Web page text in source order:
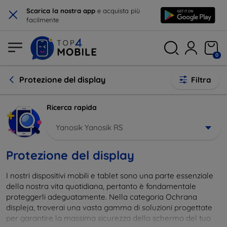
× Scarica la nostra app e acquista più
facilmente
0
Protezione del display Filtra
Ricerca rapida
Yanosik Yanosik RS
Protezione del display
I nostri dispositivi mobili e tablet sono una parte essenziale
della nostra vita quotidiana, pertanto è fondamentale
proteggerli adeguatamente. Nella categoria Ochrana
displeja, troverai una vasta gamma di soluzioni progettate
per garantire la massima sicurezza dello schermo del tuo